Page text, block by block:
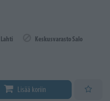
Lahti Keskusvarasto Salo
Lisää koriin